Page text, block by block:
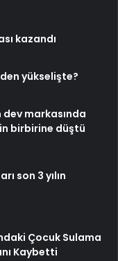
kazandı
yükselişte?
dev markasında
birbirine düştü
son 3 yılın
Çocuk Sulama
Kaybetti